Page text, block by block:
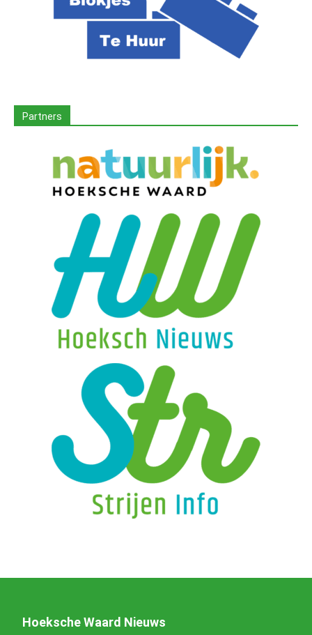
Partners
Hoeksche Waard Nieuws